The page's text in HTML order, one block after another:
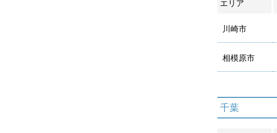
エリア
川崎市
相模原市
千葉